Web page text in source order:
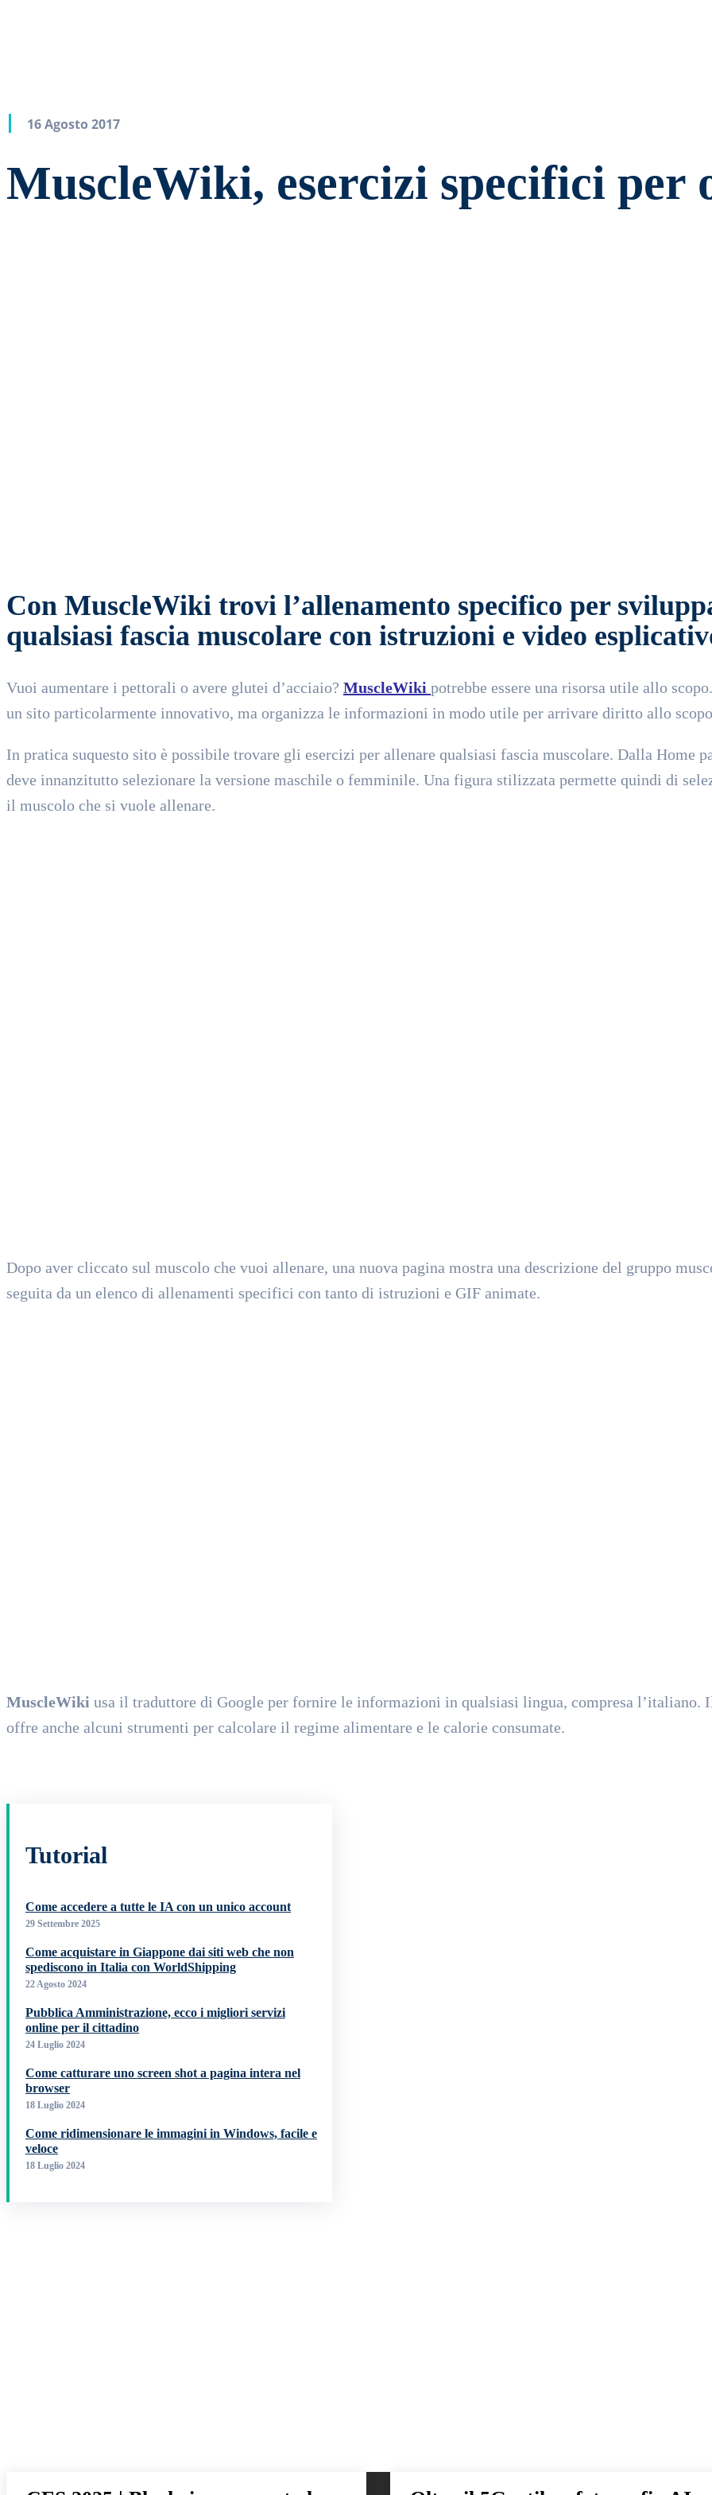
16 Agosto 2017
MuscleWiki, esercizi specifici per
Con MuscleWiki trovi l’allenamento specifico per
qualsiasi fascia muscolare con istruzioni e video
Vuoi aumentare i pettorali o avere glutei d’acciaio? MuscleWiki potrebbe essere una risorsa utile allo
un sito particolarmente innovativo, ma organizza le informazioni in modo utile per arrivare diritto allo
In pratica suquesto sito è possibile trovare gli esercizi per allenare qualsiasi fascia muscolare. Dalla Home
deve innanzitutto selezionare la versione maschile o femminile. Una figura stilizzata permette quindi di
il muscolo che si vuole allenare.
Dopo aver cliccato sul muscolo che vuoi allenare, una nuova pagina mostra una descrizione del gruppo
seguita da un elenco di allenamenti specifici con tanto di istruzioni e GIF animate.
MuscleWiki usa il traduttore di Google per fornire le informazioni in qualsiasi lingua, compresa l’italiano.
offre anche alcuni strumenti per calcolare il regime alimentare e le calorie consumate.
Tutorial
Come accedere a tutte le IA con un unico account
29 Settembre 2025
Come acquistare in Giappone dai siti web che non
spediscono in Italia con WorldShipping
22 Agosto 2024
Pubblica Amministrazione, ecco i migliori servizi
online per il cittadino
24 Luglio 2024
Come catturare uno screen shot a pagina intera nel
browser
18 Luglio 2024
Come ridimensionare le immagini in Windows, facile e
veloce
18 Luglio 2024